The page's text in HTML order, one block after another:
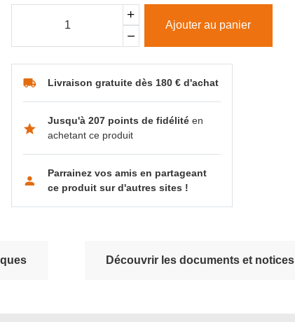
Ajouter au panier
Livraison gratuite dès 180 € d'achat
Jusqu'à 207 points de fidélitéen
achetant ce produit
Parrainez vos amis en partageant
ce produit sur d'autres sites !
Découvrir les documents et notices